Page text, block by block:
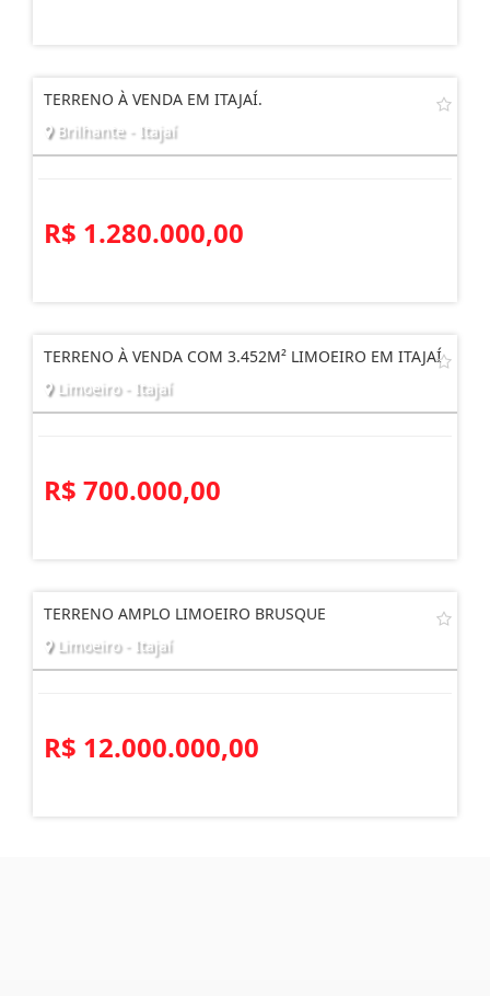
TERRENO À VENDA EM ITAJAÍ.
Brilhante - Itajaí
R$ 1.280.000,00
TERRENO À VENDA COM 3.452M² LIMOEIRO EM ITAJAÍ
Limoeiro - Itajaí
R$ 700.000,00
TERRENO AMPLO LIMOEIRO BRUSQUE
Limoeiro - Itajaí
R$ 12.000.000,00